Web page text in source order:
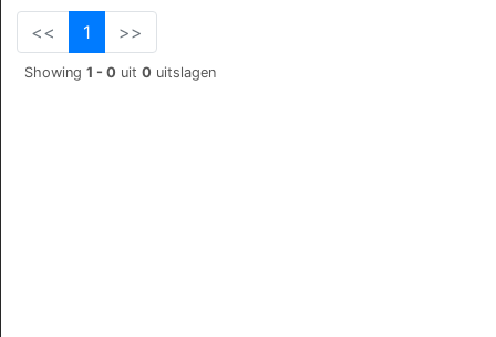
<< 1 >>
Showing 1 - 0 uit 0 uitslagen